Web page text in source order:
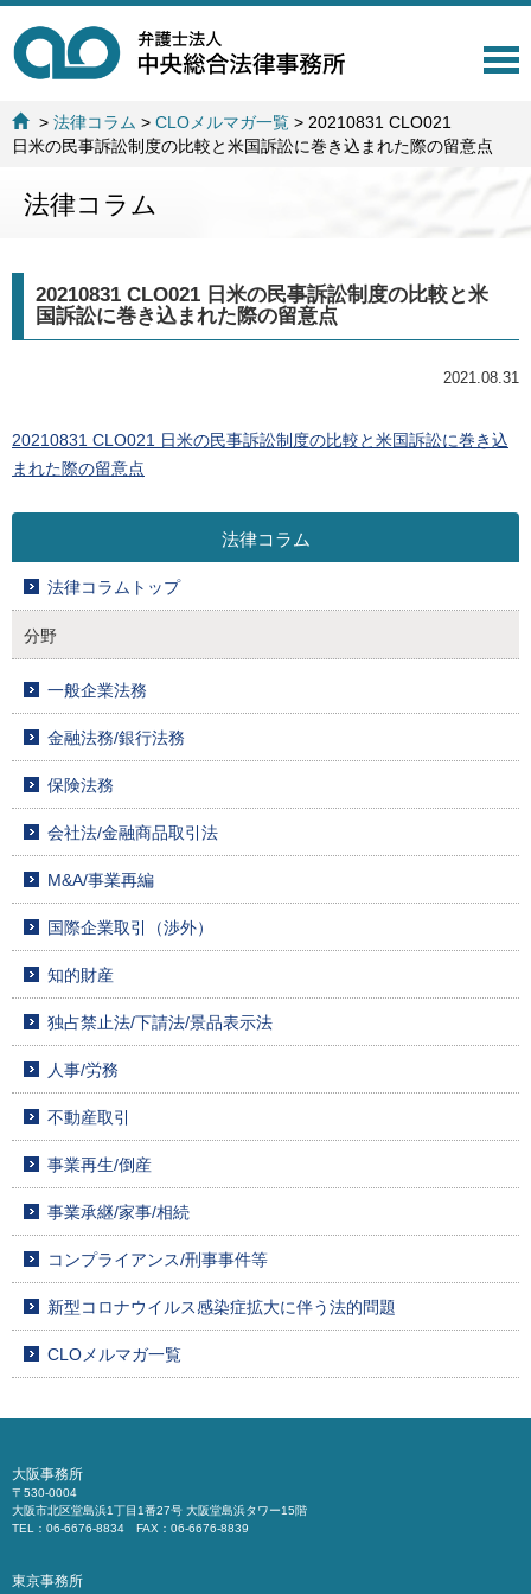
T
t
o
>法律コラム >CLOメルマガ一覧 > 20210831 CLO021
日米の民事訴訟制度の比較と米国訴訟に巻き込まれた際の留意点
法律コラム
20210831 CLO021 日米の民事訴訟制度の比較と米
国訴訟に巻き込まれた際の留意点
2021.08.31
20210831 CLO021 日米の民事訴訟制度の比較と米国訴訟に巻き込
まれた際の留意点
法律コラム
法律コラムトップ
分野
一般企業法務
金融法務/銀行法務
保険法務
会社法/金融商品取引法
M&A/事業再編
国際企業取引（渉外）
知的財産
独占禁止法/下請法/景品表示法
人事/労務
不動産取引
事業再生/倒産
事業承継/家事/相続
コンプライアンス/刑事事件等
新型コロナウイルス感染症拡大に伴う法的問題
CLOメルマガ一覧
大阪事務所
〒530-0004
大阪市北区堂島浜1丁目1番27号 大阪堂島浜タワー15階
TEL：06-6676-8834 FAX：06-6676-8839
東京事務所